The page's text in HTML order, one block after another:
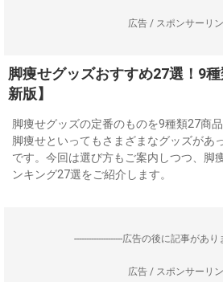
広告 / スポンサーリ
脚痩せグッズおすすめ27選！9
新版】
脚痩せグッズの定番のものを9種類27商
脚痩せといってもさまざまなグッズがあ
です。今回は選び方もご案内しつつ、脚
ンキング27選をご紹介します。
--------------------広告の後に記事があり
広告 / スポンサーリ